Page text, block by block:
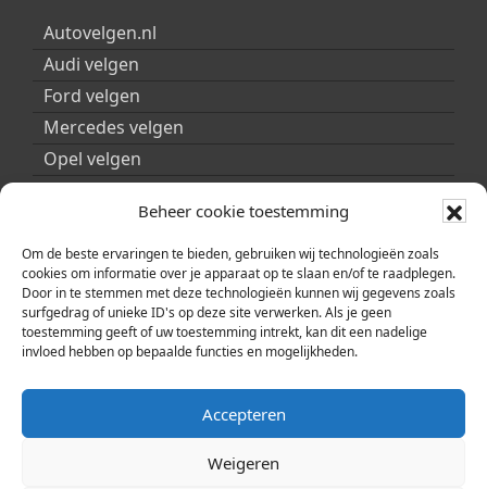
Beheer cookie toestemming
Om de beste ervaringen te bieden, gebruiken wij technologieën zoals
cookies om informatie over je apparaat op te slaan en/of te raadplegen.
Door in te stemmen met deze technologieën kunnen wij gegevens zoals
surfgedrag of unieke ID's op deze site verwerken. Als je geen
toestemming geeft of uw toestemming intrekt, kan dit een nadelige
invloed hebben op bepaalde functies en mogelijkheden.
Accepteren
Weigeren
Autovelgen.nl
Audi velgen
Ford velgen
Mercedes velgen
Opel velgen
Peugeot velgen
Porsche velgen
Seat velgen
Skoda velgen
Smart velgen
Volkswagen velgen